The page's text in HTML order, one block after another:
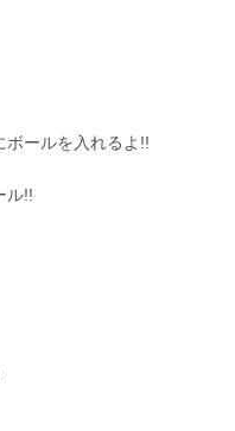
ボールを入れるよ!!
ル!!